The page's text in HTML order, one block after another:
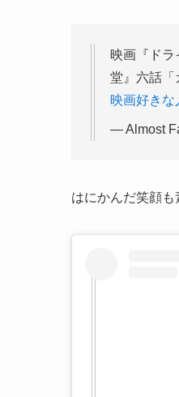
映画『ド
堂』六話「
映画好きな
— Almost
はにかんだ笑顔も